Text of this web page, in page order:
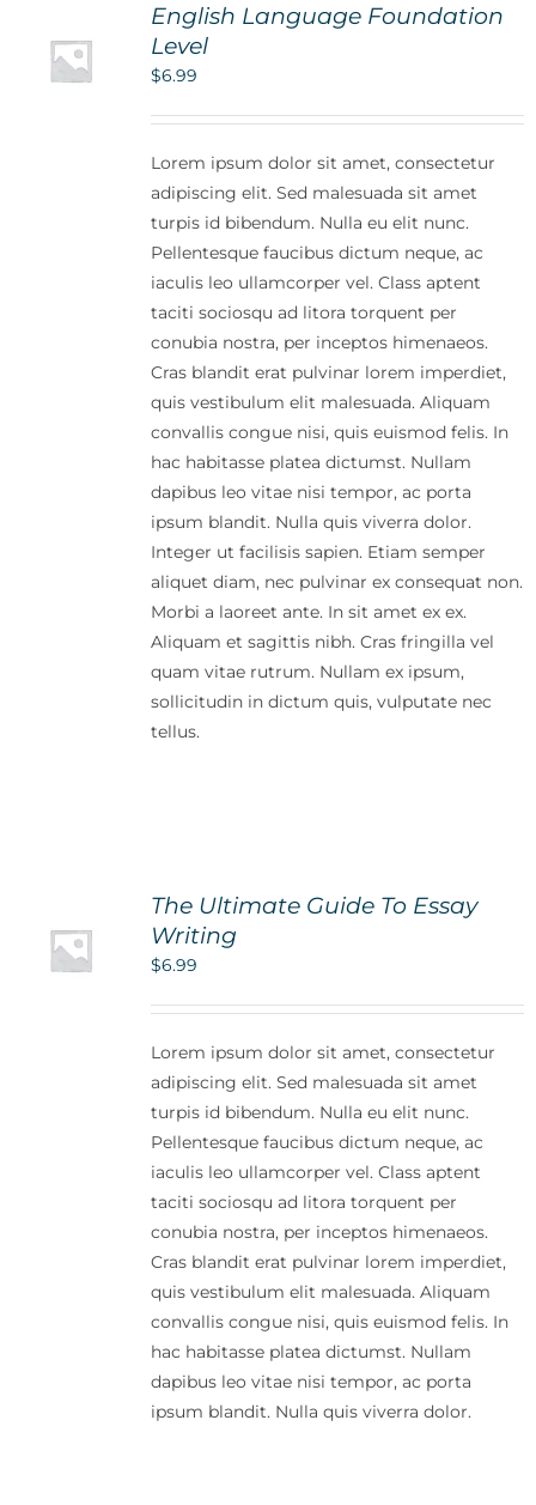
Information And Policies NEW
English Language Foundation
Level
$6.99
Lorem ipsum dolor sit amet, consectetur
adipiscing elit. Sed malesuada sit amet
turpis id bibendum. Nulla eu elit nunc.
Pellentesque faucibus dictum neque, ac
iaculis leo ullamcorper vel. Class aptent
taciti sociosqu ad litora torquent per
conubia nostra, per inceptos himenaeos.
Cras blandit erat pulvinar lorem imperdiet,
quis vestibulum elit malesuada. Aliquam
convallis congue nisi, quis euismod felis. In
hac habitasse platea dictumst. Nullam
dapibus leo vitae nisi tempor, ac porta
ipsum blandit. Nulla quis viverra dolor.
Integer ut facilisis sapien. Etiam semper
aliquet diam, nec pulvinar ex consequat non.
Morbi a laoreet ante. In sit amet ex ex.
Aliquam et sagittis nibh. Cras fringilla vel
quam vitae rutrum. Nullam ex ipsum,
sollicitudin in dictum quis, vulputate nec
tellus.
The Ultimate Guide To Essay
Writing
$6.99
Lorem ipsum dolor sit amet, consectetur
adipiscing elit. Sed malesuada sit amet
turpis id bibendum. Nulla eu elit nunc.
Pellentesque faucibus dictum neque, ac
iaculis leo ullamcorper vel. Class aptent
taciti sociosqu ad litora torquent per
conubia nostra, per inceptos himenaeos.
Cras blandit erat pulvinar lorem imperdiet,
quis vestibulum elit malesuada. Aliquam
convallis congue nisi, quis euismod felis. In
hac habitasse platea dictumst. Nullam
dapibus leo vitae nisi tempor, ac porta
ipsum blandit. Nulla quis viverra dolor.